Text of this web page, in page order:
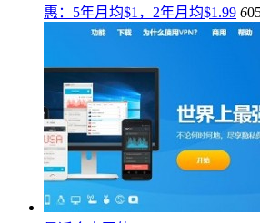
惠：5年月均$1，2年月均$1.99 6